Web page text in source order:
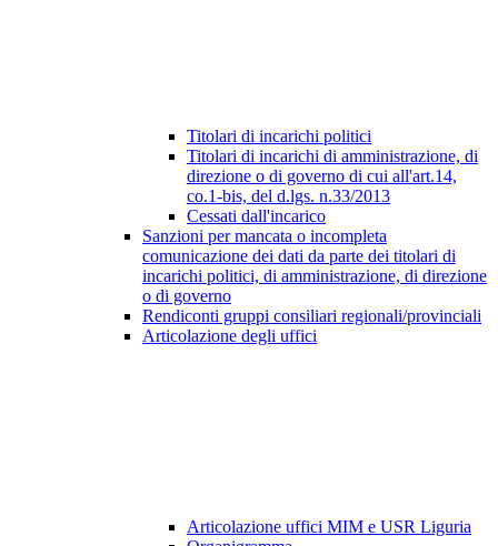
Titolari di incarichi politici
Titolari di incarichi di amministrazione, di
direzione o di governo di cui all'art.14,
co.1-bis, del d.lgs. n.33/2013
Cessati dall'incarico
Sanzioni per mancata o incompleta
comunicazione dei dati da parte dei titolari di
incarichi politici, di amministrazione, di direzione
o di governo
Rendiconti gruppi consiliari regionali/provinciali
Articolazione degli uffici
Articolazione uffici MIM e USR Liguria